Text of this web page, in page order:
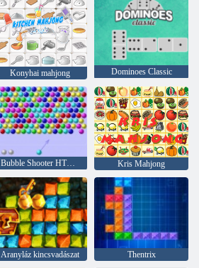
Konyhai mahjong Dominoes Classic
Bubble Shooter HTML5 Kris Mahjong
Aranyláz kincsvadászat Thentrix